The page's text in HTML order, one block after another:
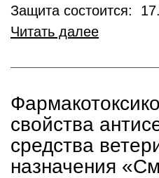
Защита состоится:
Читать далее
свойства
средства
назначения